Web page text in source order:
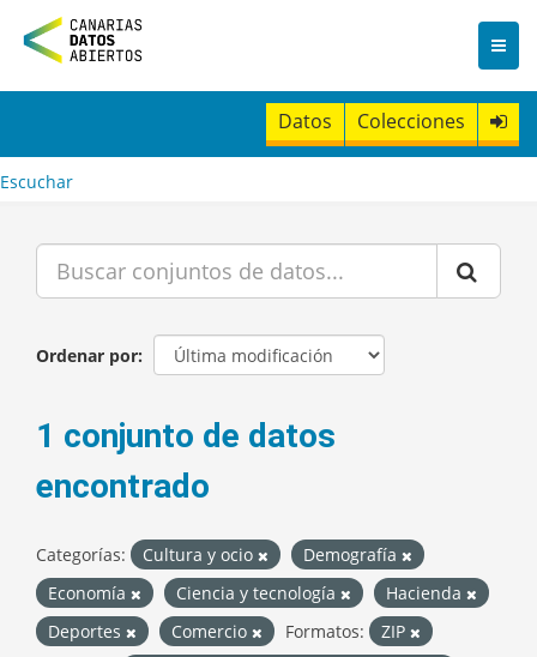
n
t
Datos Colecciones
Escuchar
Ordenar por
1 conjunto de datos
encontrado
Categorías: Cultura y ocio
Demografía
Economía
Ciencia y tecnología
Hacienda
Deportes
Comercio Formatos:
ZIP